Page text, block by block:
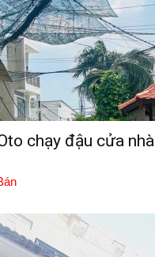
chạy đậu cửa nhà